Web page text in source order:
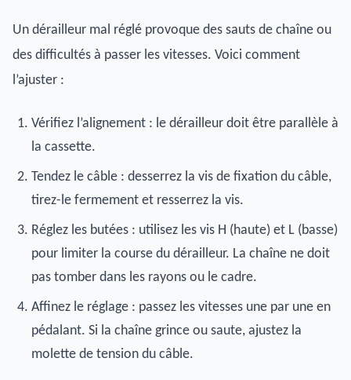
Un dérailleur mal réglé provoque des sauts de chaîne ou
des difficultés à passer les vitesses. Voici comment
l’ajuster :
Vérifiez l’alignement : le dérailleur doit être parallèle à
la cassette.
Tendez le câble : desserrez la vis de fixation du câble,
tirez-le fermement et resserrez la vis.
Réglez les butées : utilisez les vis H (haute) et L (basse)
pour limiter la course du dérailleur. La chaîne ne doit
pas tomber dans les rayons ou le cadre.
Affinez le réglage : passez les vitesses une par une en
pédalant. Si la chaîne grince ou saute, ajustez la
molette de tension du câble.